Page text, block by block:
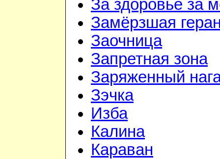
За здоровье за
Замёрзшая
Заочница
Запретная зона
Заряженный
Зэчка
Изба
Калина
Караван